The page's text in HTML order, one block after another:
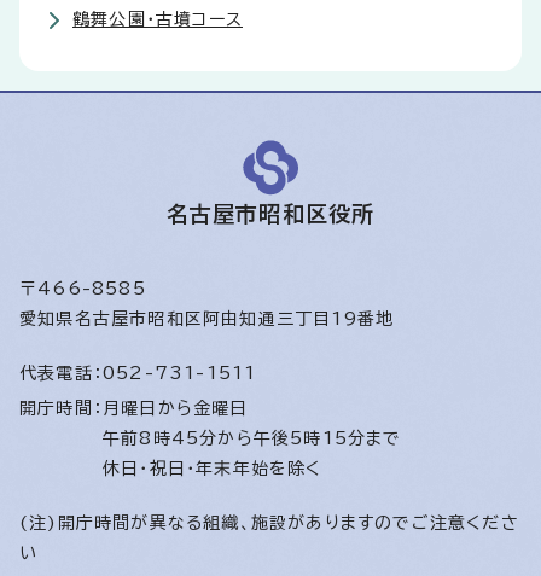
鶴舞公園・古墳コース
名古屋市昭和区役所
〒466-8585
愛知県名古屋市昭和区阿由知通三丁目19番地
代表電話： 052-731-1511
開庁時間： 月曜日から金曜日
午前8時45分から午後5時15分まで
休日・祝日・年末年始を除く
(注)開庁時間が異なる組織、施設がありますのでご注意くださ
い